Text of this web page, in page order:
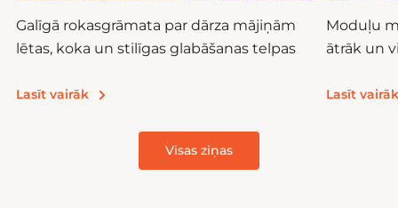
Visas ziņas
Galīgā rokasgrāmata par dārza mājiņām
lētas, koka un stilīgas glabāšanas telpas
Lasīt vairāk
Moduļu
ātrāk un
Lasīt vairāk